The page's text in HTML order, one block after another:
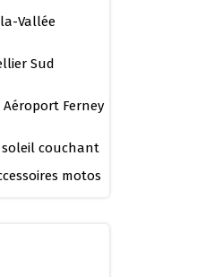
Vallée
Sud
Aéroport Ferney
soleil couchant
motos